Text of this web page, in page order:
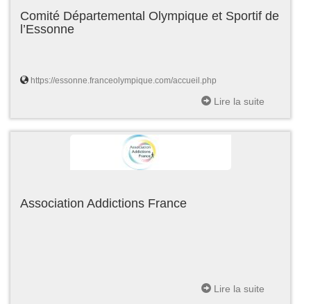
Comité Départemental Olympique et Sportif de
l’Essonne
https://essonne.franceolympique.com/accueil.php
Lire la suite
Association Addictions France
Lire la suite